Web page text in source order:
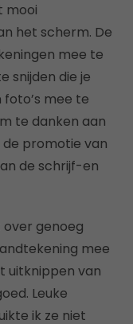
mooi
het scherm. De
mee te
snijden die je
mee te
te danken aan
de promotie van
de schrijf-en
genoeg
mee
uitknippen van
Leuke
ik ze niet